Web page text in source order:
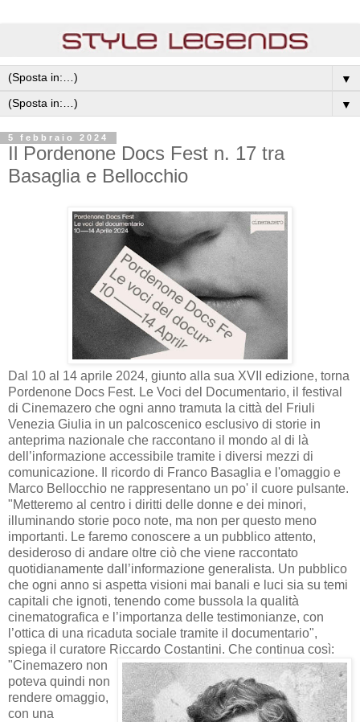
▼
▼
5 febbraio 2024
Il Pordenone Docs Fest n. 17 tra
Basaglia e Bellocchio
Dal 10 al 14 aprile 2024, giunto alla sua XVII edizione, torna
Pordenone Docs Fest. Le Voci del Documentario, il festival
di Cinemazero che ogni anno tramuta la città del Friuli
Venezia Giulia in un palcoscenico esclusivo di storie in
anteprima nazionale che raccontano il mondo al di là
dell’informazione accessibile tramite i diversi mezzi di
comunicazione. Il ricordo di Franco Basaglia e l'omaggio e
Marco Bellocchio ne rappresentano un po' il cuore pulsante.
"Metteremo al centro i diritti delle donne e dei minori,
illuminando storie poco note, ma non per questo meno
importanti. Le faremo conoscere a un pubblico attento,
desideroso di andare oltre ciò che viene raccontato
quotidianamente dall’informazione generalista. Un pubblico
che ogni anno si aspetta visioni mai banali e luci sia su temi
capitali che ignoti, tenendo come bussola la qualità
cinematografica e l’importanza delle testimonianze, con
l’ottica di una ricaduta sociale tramite il documentario",
spiega il curatore Riccardo Costantini. Che continua così:
"Cinemazero non
poteva quindi non
rendere omaggio,
con una